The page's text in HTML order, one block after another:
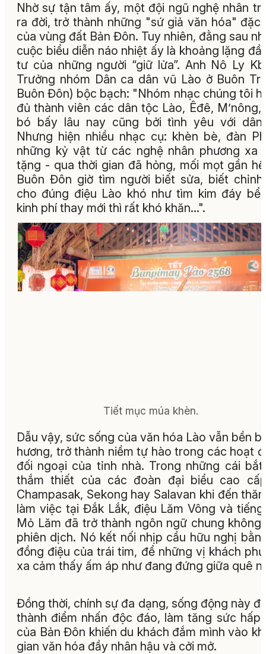
Nhờ sự tận tâm ấy, một đội ngũ nghệ nhân
ra đời, trở thành những "sứ giả văn hóa" đặc
của vùng đất Bản Đôn. Tuy nhiên, đằng sau
cuộc biểu diễn náo nhiệt ấy là khoảng lặng
tư của những người “giữ lửa”. Anh Nô Ly
Trưởng nhóm Dân ca dân vũ Lào ở Buôn
Buôn Đôn) bộc bạch: "Nhóm nhạc chúng tôi
đủ thành viên các dân tộc Lào, Êđê, M’nông,
bó bấy lâu nay cũng bởi tình yêu với dân
Nhưng hiện nhiều nhạc cụ: khèn bè, đàn
những kỷ vật từ các nghệ nhân phương xa
tặng - qua thời gian đã hỏng, mối mọt gần
Buôn Đôn giờ tìm người biết sửa, biết
cho đúng điệu Lào khó như tìm kim đáy
kinh phí thay mới thì rất khó khăn...".
Tiết mục múa khèn.
Dẫu vậy, sức sống của văn hóa Lào vẫn bền
hương, trở thành niềm tự hào trong các hoạt
đối ngoại của tỉnh nhà. Trong những cái
thắm thiết của các đoàn đại biểu cao
Champasak, Sekong hay Salavan khi đến
làm việc tại Đắk Lắk, điệu Lăm Vông và
Mỏ Lăm đã trở thành ngôn ngữ chung không
phiên dịch. Nó kết nối nhịp cầu hữu nghị
đồng điệu của trái tim, để những vị khách
xa cảm thấy ấm áp như đang đứng giữa quê
Đồng thời, chính sự đa dạng, sống động này
thành điểm nhấn độc đáo, làm tăng sức hấp
của Bản Đôn khiến du khách đắm mình vào
gian văn hóa đầy nhân hậu và cởi mở.